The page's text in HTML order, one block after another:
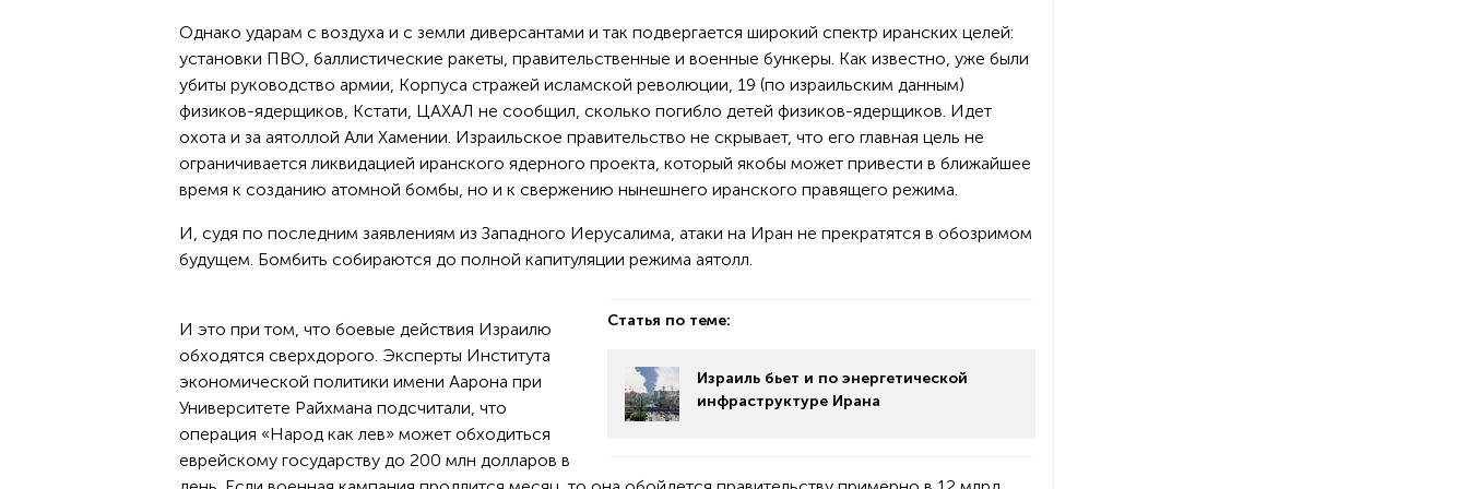
Однако ударам с воздуха и с земли диверсантами и так подвергается широкий спектр иранских целей:
установки ПВО, баллистические ракеты, правительственные и военные бункеры. Как известно, уже были
убиты руководство армии, Корпуса стражей исламской революции, 19 (по израильским данным)
физиков-ядерщиков, Кстати, ЦАХАЛ не сообщил, сколько погибло детей физиков-ядерщиков. Идет
охота и за аятоллой Али Хамении. Израильское правительство не скрывает, что его главная цель не
ограничивается ликвидацией иранского ядерного проекта, который якобы может привести в ближайшее
время к созданию атомной бомбы, но и к свержению нынешнего иранского правящего режима.
И, судя по последним заявлениям из Западного Иерусалима, атаки на Иран не прекратятся в обозримом
будущем. Бомбить собираются до полной капитуляции режима аятолл.
Статья по теме:
Израиль бьет и по энергетической
инфраструктуре Ирана
И это при том, что боевые действия Израилю
обходятся сверхдорого. Эксперты Института
экономической политики имени Аарона при
Университете Райхмана подсчитали, что
операция «Народ как лев» может обходиться
еврейскому государству до 200 млн долларов в